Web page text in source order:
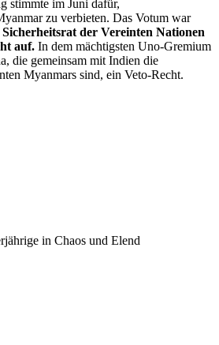
stimmte im Juni dafür,
zu verbieten. Das Votum war
der Vereinten Nationen
auf. In dem mächtigsten Uno-Gremium
die gemeinsam mit Indien die
Myanmars sind, ein Veto-Recht.
in Chaos und Elend